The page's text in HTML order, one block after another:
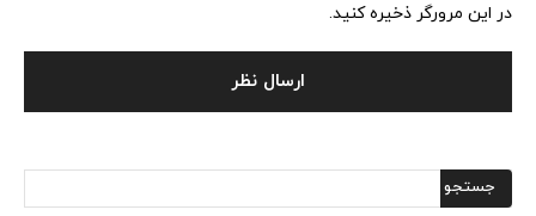
در این مرورگر ذخیره کنید.